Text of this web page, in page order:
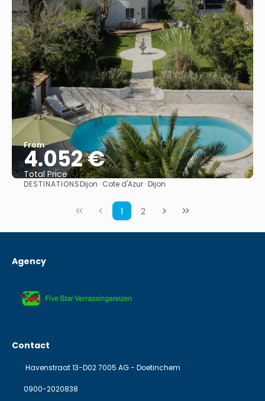
From
4.052 €
Total Price
See
DESTINATIONSDijon · Cote d'Azur · Dijon
1 2
Agency
Contact
Havenstraat 13-D02 7005 AG - Doetinchem
0900-2020838